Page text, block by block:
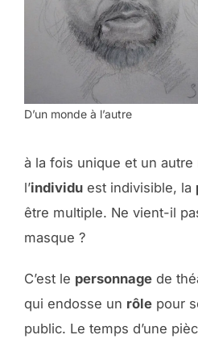
D’un monde à l’autre
à la fois unique et un
l’individu est indivisible, la
être multiple. Ne vient-il
masque ?
C’est le personnage de
qui endosse un rôle pour
public. Le temps d’une